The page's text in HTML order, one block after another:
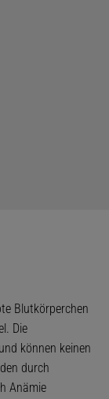
Blutkörperchen
Die
können keinen
durch
Anämie